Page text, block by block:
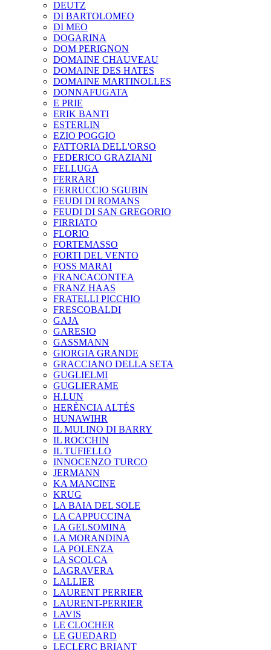
DEUTZ
DI BARTOLOMEO
DI MEO
DOGARINA
DOM PERIGNON
DOMAINE CHAUVEAU
DOMAINE DES HATES
DOMAINE MARTINOLLES
DONNAFUGATA
E PRIE
ERIK BANTI
ESTERLIN
EZIO POGGIO
FATTORIA DELL'ORSO
FEDERICO GRAZIANI
FELLUGA
FERRARI
FERRUCCIO SGUBIN
FEUDI DI ROMANS
FEUDI DI SAN GREGORIO
FIRRIATO
FLORIO
FORTEMASSO
FORTI DEL VENTO
FOSS MARAI
FRANCACONTEA
FRANZ HAAS
FRATELLI PICCHIO
FRESCOBALDI
GAJA
GARESIO
GASSMANN
GIORGIA GRANDE
GRACCIANO DELLA SETA
GUGLIELMI
GUGLIERAME
H.LUN
HERÈNCIA ALTÉS
HUNAWIHR
IL MULINO DI BARRY
IL ROCCHIN
IL TUFIELLO
INNOCENZO TURCO
JERMANN
KA MANCINE
KRUG
LA BAIA DEL SOLE
LA CAPPUCCINA
LA GELSOMINA
LA MORANDINA
LA POLENZA
LA SCOLCA
LAGRAVERA
LALLIER
LAURENT PERRIER
LAURENT-PERRIER
LAVIS
LE CLOCHER
LE GUEDARD
LECLERC BRIANT